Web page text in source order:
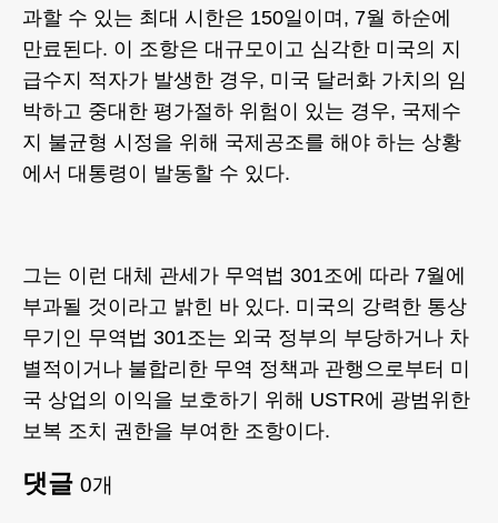
과할 수 있는 최대 시한은 150일이며, 7월 하순에
만료된다. 이 조항은 대규모이고 심각한 미국의 지
급수지 적자가 발생한 경우, 미국 달러화 가치의 임
박하고 중대한 평가절하 위험이 있는 경우, 국제수
지 불균형 시정을 위해 국제공조를 해야 하는 상황
에서 대통령이 발동할 수 있다.
그는 이런 대체 관세가 무역법 301조에 따라 7월에
부과될 것이라고 밝힌 바 있다. 미국의 강력한 통상
무기인 무역법 301조는 외국 정부의 부당하거나 차
별적이거나 불합리한 무역 정책과 관행으로부터 미
국 상업의 이익을 보호하기 위해 USTR에 광범위한
보복 조치 권한을 부여한 조항이다.
댓글 0개